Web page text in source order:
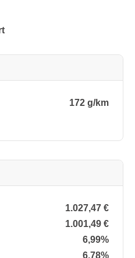
172 g/km
1.027,47 €
1.001,49 €
6,99%
6,78%